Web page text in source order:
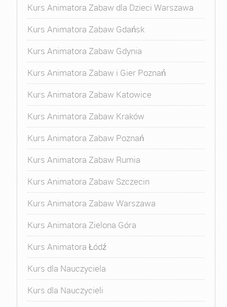
Kurs Animatora Zabaw dla Dzieci Warszawa
Kurs Animatora Zabaw Gdańsk
Kurs Animatora Zabaw Gdynia
Kurs Animatora Zabaw i Gier Poznań
Kurs Animatora Zabaw Katowice
Kurs Animatora Zabaw Kraków
Kurs Animatora Zabaw Poznań
Kurs Animatora Zabaw Rumia
Kurs Animatora Zabaw Szczecin
Kurs Animatora Zabaw Warszawa
Kurs Animatora Zielona Góra
Kurs Animatora Łódź
Kurs dla Nauczyciela
Kurs dla Nauczycieli